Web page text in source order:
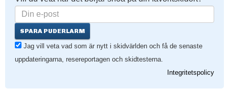
SPARA PUDERLARM
Jag vill veta vad som är nytt i skidvärlden och få de senaste
uppdateringarna, resereportagen och skidtesterna.
Integritetspolicy